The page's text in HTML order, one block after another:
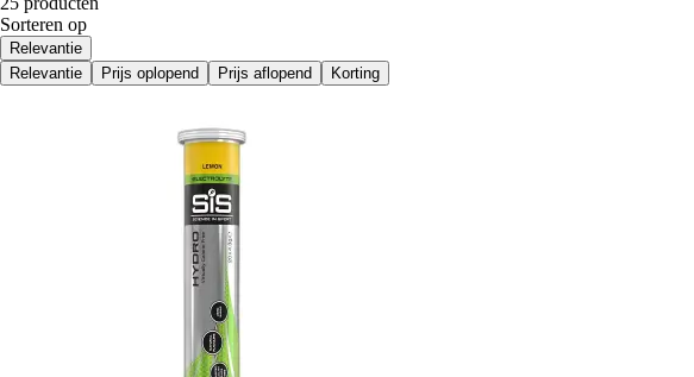
Sorteren op
Relevantie
Relevantie
Prijs oplopend Prijs aflopend Korting